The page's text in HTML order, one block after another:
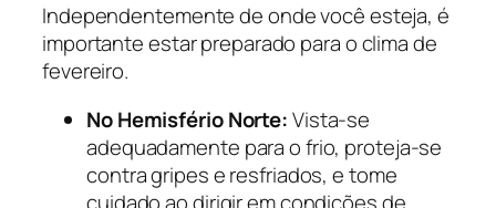
Independentemente de onde você esteja, é
importante estar preparado para o clima de
fevereiro.
No Hemisfério Norte:Vista-se
adequadamente para o frio, proteja-se
contra gripes e resfriados, e tome
cuidado ao dirigir em condições de